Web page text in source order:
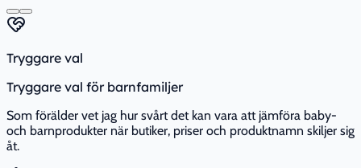
Tryggare val
Tryggare val för barnfamiljer
Som förälder vet jag hur svårt det kan vara att jämföra baby-
och barnprodukter när butiker, priser och produktnamn skiljer sig
åt.